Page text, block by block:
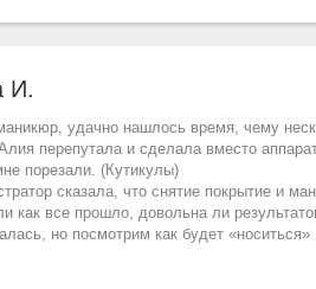
И.
удачно нашлось время, чему
перепутала и сделала вместо
порезали. (Кутикулы)
сказала, что снятие покрытие и
как все прошло, довольна ли
но посмотрим как будет «носиться»